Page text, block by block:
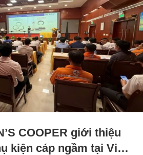
COOPER giới thiệu
kiện cáp ngầm tại Việt